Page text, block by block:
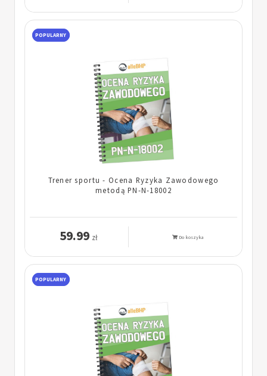
POPULARNY
Trener sportu - Ocena Ryzyka Zawodowego
metodą PN-N-18002
59.99 zł Do koszyka
POPULARNY